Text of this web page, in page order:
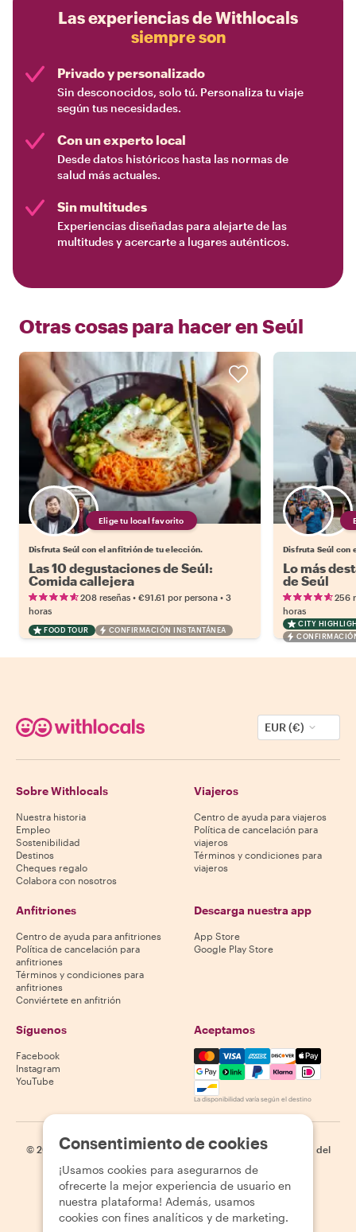
Las experiencias de Withlocals
siempre son
Privado y personalizado
Sin desconocidos, solo tú. Personaliza tu viaje
según tus necesidades.
Con un experto local
Desde datos históricos hasta las normas de
salud más actuales.
Sin multitudes
Experiencias diseñadas para alejarte de las
multitudes y acercarte a lugares auténticos.
Otras cosas para hacer en Seúl
Elige tu local favorito
Disfruta Seúl con el anfitrión de tu elección.
Las 10 degustaciones de Seúl:
Comida callejera
208 reseñas • €91.61 por persona • 3
horas
FOOD TOUR CONFIRMACIÓN INSTANTÁNEA
Disfruta Seúl con
Lo más
de Seúl
256
horas
CITY
EUR (€)
Sobre Withlocals
Nuestra historia
Empleo
Sostenibilidad
Destinos
Cheques regalo
Colabora con nosotros
Viajeros
Centro de ayuda para viajeros
Política de cancelación para
viajeros
Términos y condiciones para
viajeros
Anfitriones
Centro de ayuda para anfitriones
Política de cancelación para
anfitriones
Términos y condiciones para
anfitriones
Conviértete en anfitrión
Descarga nuestra app
App Store
Google Play Store
Síguenos
Facebook
Instagram
YouTube
Aceptamos
Mastercard, Visa, Amex,
La disponibilidad varía según el destino
© 2026 Withlocals.com | Política de privacidad | Cookies
Mapa del
Consentimiento de cookies
¡Usamos cookies para asegurarnos de
ofrecerte la mejor experiencia de usuario en
nuestra plataforma! Además, usamos
cookies con fines analíticos y de marketing.